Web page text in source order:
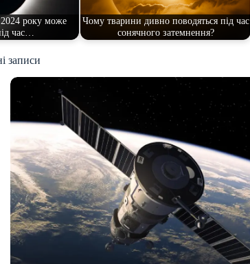
року може
час…
Чому тварини дивно поводяться під час
сонячного затемнення?
записи